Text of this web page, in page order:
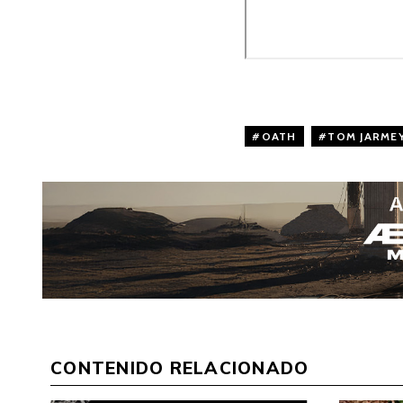
OATH TOM
CONTENIDO RELACIONADO